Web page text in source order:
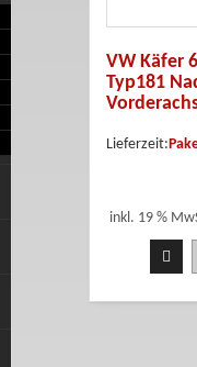
VW Käfer
Typ181
Lieferzeit:
inkl. 19 %